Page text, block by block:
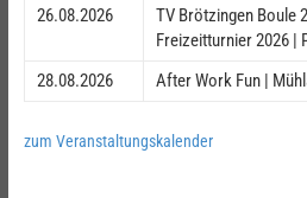
26.08.2026
TV Brötzingen Boule
Freizeitturnier 2026 |
28.08.2026
After Work Fun |
zum Veranstaltungskalender